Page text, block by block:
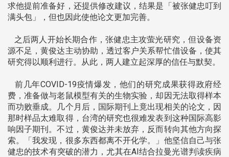
求他提前准备好，还提供修改建议，结果是「被张健忠叮到
满头包」，但也因此使他论文更加完善。
之后两人开始长期合作，张健忠主攻萤光研究，但设备资
源不足，黄俊达主动协助，透过客户关系帮忙借设备，使其
研究得以顺利进行。从此，两人建立起深厚的信任与默契。
前几年COVID-19疫情爆发，他们的研究成果获得政府经
费，准备做与老鼠模型有关的生物实验，却因无法取得样本
而功败垂成。几个月后，国际期刊上竟出现相关的论文，因
那时样品太难取得，台湾的研究也很难发表到这种国际高影
响因子期刊。不过，黄俊达并未放弃，反而转向其他方向探
索。「我发现，很多东西都离不开化学。」他坚信自己与张
健忠的技术有突破的潜力，尤其在AI结合拉曼光谱判读疾病